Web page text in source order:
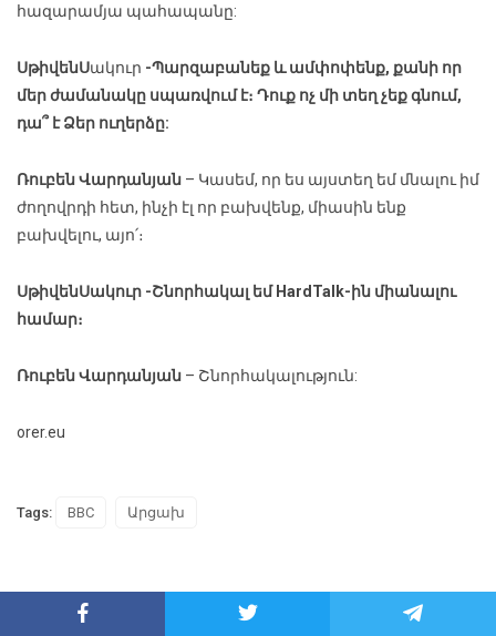
հազարամյա պահապանը:
ՍթիվենՍակուր -Պարզաբանեք և ամփոփենք, քանի որ
մեր ժամանակը սպառվում է։ Դուք ոչ մի տեղ չեք գնում,
դա՞ է Ձեր ուղերձը:
Ռուբեն Վարդանյան – Կասեմ, որ ես այստեղ եմ մնալու իմ
ժողովրդի հետ, ինչի էլ որ բախվենք, միասին ենք
բախվելու, այո՛։
ՍթիվենՍակուր -Շնորհակալ եմ HardTalk-ին միանալու
համար։
Ռուբեն Վարդանյան – Շնորհակալություն:
orer.eu
Tags: BBC Արցախ